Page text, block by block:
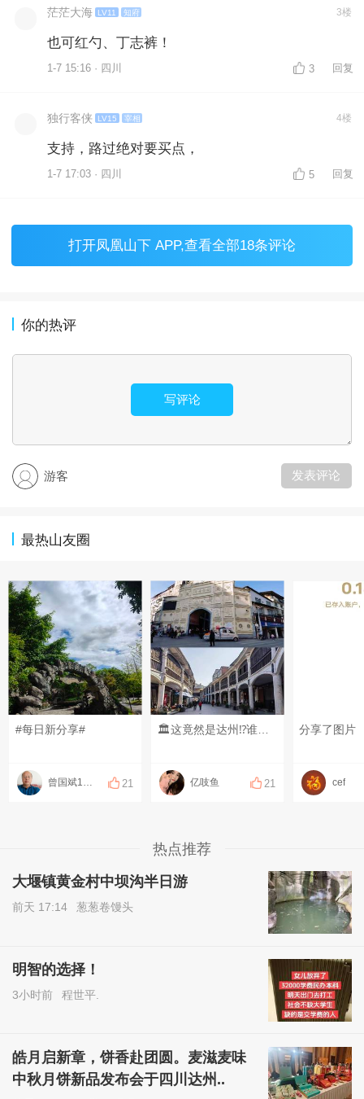
茫茫大海 LV11 知府 3楼
也可红勺、丁志裤！
1-7 15:16 · 四川 3 回复
独行客侠 LV15 宰相 4楼
支持，路过绝对要买点，
1-7 17:03 · 四川 5 回复
打开凤凰山下 APP,查看全部18条评论
你的热评
写评论
游客 发表评论
最热山友圈
#每日新分享#
曾国斌1314 21
🏛️这竟然是达州⁉️谁还在专门去外地拍大片… 不用跑远！达州自驾1h直达哈儿将军故里🏮 西南独一份中西合璧老街，商业化很低，拍照、逛古迹、吃特色小吃一站式搞定，周末短途游首选！ 📍出行基础信息🧭 导航📍：大竹清河古镇（将军街） 💰门票：全景区免费🆓！将军故居、碉楼全部免票 🚗交通指南 1. 自驾首选🚙 达州市区→达渝高速石河出口下，再走13公里乡道，全程约60分钟 古镇沿街免费停车位🅿️，停车超方便 2. 公共交通🚌 南外车站坐车到大竹县城（15r/人，30分钟） 转清河乡村中巴🚌，10r直达古镇门口 ⏰最佳游玩时段：10:00-16:00☀️，光线柔和拍复古大片，老街茶馆氛围感拉满 🏯四大必打卡点位 1. 将军街（哈儿街）📸 整条街385米，108根希腊浮雕圆柱，川东民居+欧式廊柱混搭，西南罕见建筑群 南北两道栅门牌匾「清场雅镇」「河引利源」是绝佳机位 青石板路、老木门、老式商铺🪟，穿旗袍/汉服拍照直接穿越民国 汉服租赁30r/小时，搭配油纸伞道具氛围感翻倍🎐 2. 范绍增将军故居（哨楼湾）🏡 距离老街1公里，免费参观陈列室📜 完整留存老家具、历史老照片，读懂哈儿将军传奇抗日故事 登高碉楼⛰️俯瞰整片古镇全景，视野开阔超好拍 3. 百年老茶馆🍵 老街老牌茶馆，5r一杯老鹰茶坐一下午🪑 本地老人喝茶打牌🀄，满是烟火气，随手拍人文纪实大片 4. 东柳河畔中峰岛🌿 河水环绕小岛，绿树成片🌳，逛完老街来这里散步吹风，安静人少超治愈 🗓半日轻松游玩路线 10:00 达州出发，自驾抵达古镇停车🚗 10:50 漫步将军街，拍民国复古写真📷 12:00 老街打卡各类本地特色美食🍲 13:30 参观范绍增故居，登碉楼观景🏯 15:00 老茶馆喝茶小憩，逛手工醪糟作坊🏺 16:30 采购特色伴手礼🎁，启程回家 🍲清河特色美食清单 ▫️羊肉蒸笼+羊骨汤🥩｜本地放养山羊，肉质细嫩无膻味，本地人进店必点 ▫️东柳古法醪糟🍶｜醪糟汤圆、醪糟粉子，清甜软糯，8-10r一碗超划算 ▫️将军宴套餐🥘｜双人餐88r，粉蒸肉、醪糟鱼、农家时蔬全都有 ▫️街边小吃：手工豆花、芝麻锅盔🥞、凉拌土鸡、观音豆腐 ▫️伴手礼礼盒🫙：真空醪糟、本地腊肉🥓、清河老窖酒，送礼自留都合适 ⚠️走心游玩小贴士 1. 穿搭👗：旗袍、汉服、复古连衣裙适配老街，随手出复古大片 2. 拍照道具🎐：油纸伞、复古小包、草帽👒，氛围感直接拉满 3. 季节推荐📅：春秋气候舒适；夏季沿街大树遮阴，闲逛不闷热 4. 错峰建议：工作日人流量极少，周末尽量上午抵达避开人群👨‍👩‍👧‍👦 5. 文明出游♻️：爱护百年老建筑，垃圾全部随身带走垃圾袋 6. 周边延伸⏱️：时间充裕可顺路打卡五峰山竹海🎋，两地车程仅20分钟 👭适配出行人群 闺蜜拍照｜家庭短途出游｜历史爱好者｜旗袍汉服打卡｜散心慢游 #达州周边游 #大竹清河古镇 #川东小众古镇#哈儿将军故里 #达州周末去哪儿 #免费拍照圣地#城市印象#
亿吱鱼 21
分享了图片
cef
热点推荐
大堰镇黄金村中坝沟半日游
前天 17:14 葱葱卷馒头
明智的选择！
3小时前 程世平.
皓月启新章，饼香赴团圆。麦滋麦味
中秋月饼新品发布会于四川达州..